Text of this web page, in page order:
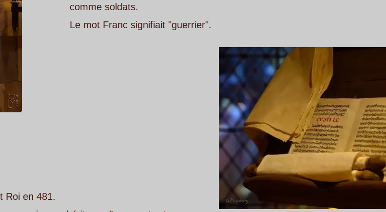
comme soldats.
Le mot Franc signifiait "guerrier".